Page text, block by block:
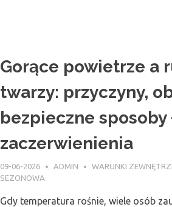
Gorące powietrze a
twarzy: przyczyny,
bezpieczne sposoby
zaczerwienienia
09-06-2026 ADMIN
WARUNKI
SEZONOWA
Gdy temperatura rośnie, wiele osób